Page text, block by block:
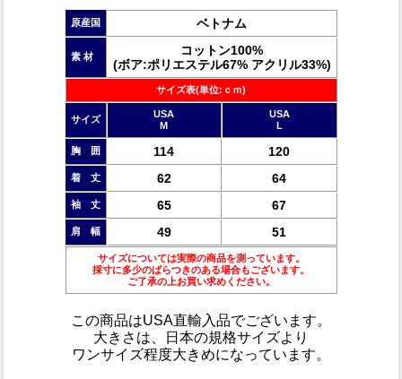
原産国 ベトナム
素 材
コットン100%
(ボア:ポリエステル67% アクリル33%)
サイズ表(単位:ｃｍ)
サイズ
USA
M
USA
L
胸 囲 114 120
着 丈 62 64
袖 丈 65 67
肩 幅 49 51
サイズについては実際の商品を測っています。
採寸に多少のばらつきのある場合もございます。
ご了承の上お買い求めください。
この商品はUSA直輸入品でございます。
大きさは、日本の規格サイズより
ワンサイズ程度大きめになっています。